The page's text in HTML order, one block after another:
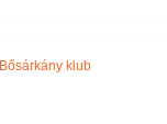
Bősárkány klub